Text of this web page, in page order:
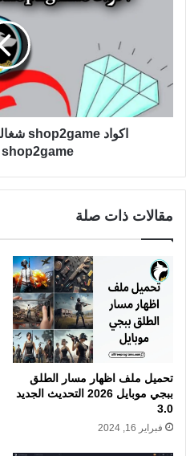
shop2game مجانا 2026
مقالات ذات صلة
تحميل ملف اظهار مسار الطلق
ببجي موبايل 2026 التحديث الجديد
3.0
فبراير 16, 2024